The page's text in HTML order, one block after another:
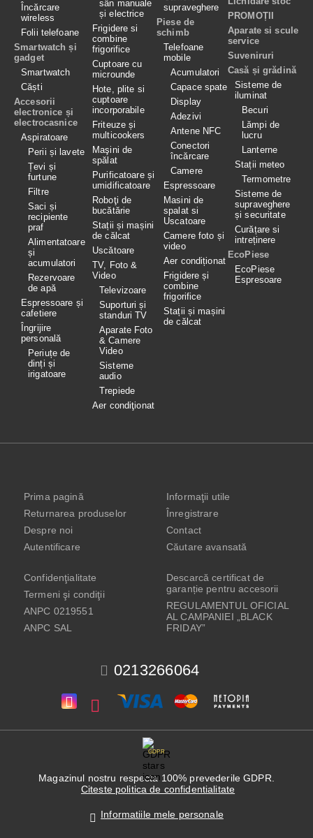
Încărcare
wireless
Folii telefoane
Smartwatch și
gadget
Smartwatch
Căști
Accesorii
electronice și
electrocasnice
Aspiratoare
Perii și lavete
Țevi și
furtune
Filtre
Saci și
recipiente
praf
Alimentatoare
și
acumulatori
Rezervoare
de apă
Espressoare și
cafetiere
Îngrijire
personală
Periuțe de
dinți și
irigatoare
sân manuale
și electrice
Frigidere si
combine
frigorifice
Cuptoare cu
microunde
Hote, plite si
cuptoare
incorporabile
Friteuze și
multicookers
Maşini de
spălat
Purificatoare și
umidificatoare
Roboţi de
bucătărie
Stații și mașini
de călcat
Uscătoare
TV, Foto &
Video
Televizoare
Suporturi și
standuri TV
Aparate Foto
& Camere
Video
Sisteme
audio
Trepiede
Aer condiţionat
supraveghere
Piese de
schimb
Telefoane
mobile
Acumulatori
Capace spate
Display
Adezivi
Antene NFC
Conectori
încărcare
Camere
Espressoare
Masini de
spalat si
Uscatoare
Camere foto și
video
Aer condiționat
Frigidere și
combine
frigorifice
Stații și mașini
de călcat
PROMOȚII
Aparate si scule
service
Suveniruri
Casă și grădină
Sisteme de
iluminat
Becuri
Lămpi de
lucru
Lanterne
Stații meteo
Termometre
Sisteme de
supraveghere
și securitate
Curățare si
intreținere
EcoPiese
EcoPiese
Espresoare
0213266064
Prima pagină
Returnarea produselor
Despre noi
Autentificare
Informaţii utile
Înregistrare
Contact
Căutare avansată
Confidenţialitate
Termeni şi condiţii
ANPC 0219551
ANPC SAL
Descarcă certificat de
garanție pentru accesorii
REGULAMENTUL OFICIAL
AL CAMPANIEI „BLACK
FRIDAY”
GDPR
Magazinul nostru respecta 100% prevederile GDPR.
Citeste politica de confidentialitate
Informatiile mele personale